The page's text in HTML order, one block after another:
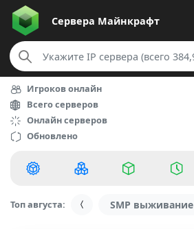
Сервера Майнкрафт
Игроков онлайн
Всего серверов
Онлайн серверов
Обновлено
Топ августа: SMP выживание